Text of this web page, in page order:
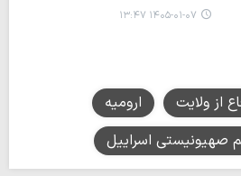
۱۴۰۵-۰۱-۰۷ ۱۳:۴۷
از ولایت
ارومیه
صهیونیستی اسراییل